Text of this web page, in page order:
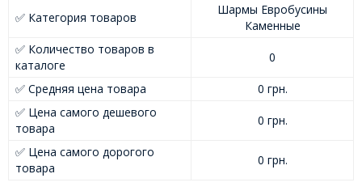
✅ Категория товаров
Шармы Евробусины
Каменные
✅ Количество товаров в
каталоге
0
✅ Средняя цена товара
0 грн.
✅ Цена самого дешевого
товара
0 грн.
✅ Цена самого дорогого
товара
0 грн.